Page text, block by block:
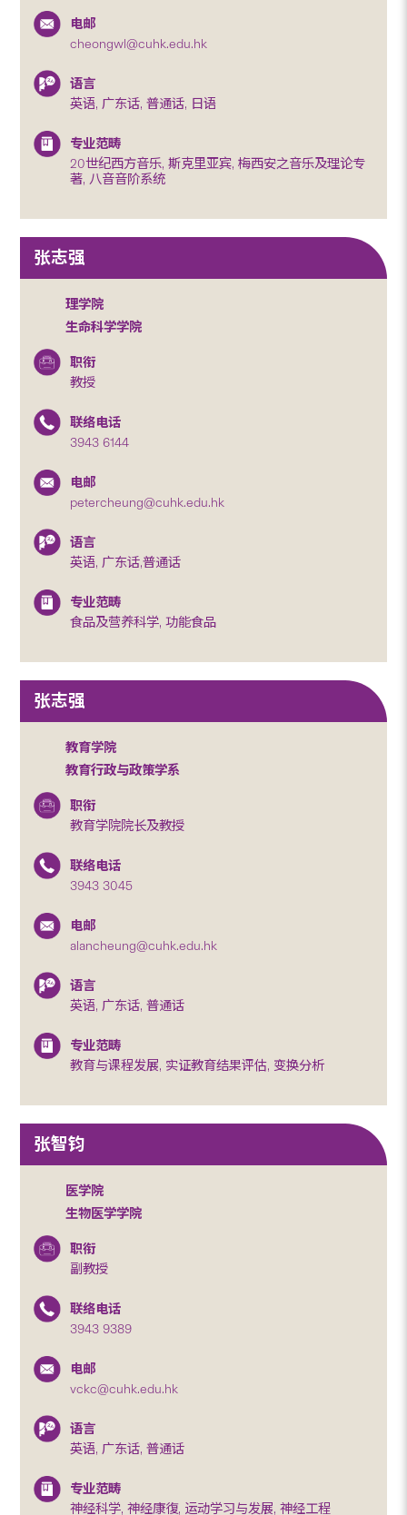
电邮
cheongwl@cuhk.edu.hk
语言
英语, 广东话, 普通话, 日语
专业范畴
20世纪西方音乐, 斯克里亚宾, 梅西安之音乐及理论专
著, 八音音阶系统
张志强
理学院
生命科学学院
职衔
教授
联络电话
3943 6144
电邮
petercheung@cuhk.edu.hk
语言
英语, 广东话,普通话
专业范畴
食品及营养科学, 功能食品
张志强
教育学院
教育行政与政策学系
职衔
教育学院院长及教授
联络电话
3943 3045
电邮
alancheung@cuhk.edu.hk
语言
英语, 广东话, 普通话
专业范畴
教育与课程发展, 实证教育结果评估, 变换分析
张智钧
医学院
生物医学学院
职衔
副教授
联络电话
3943 9389
电邮
vckc@cuhk.edu.hk
语言
英语, 广东话, 普通话
专业范畴
神经科学, 神经康復, 运动学习与发展, 神经工程